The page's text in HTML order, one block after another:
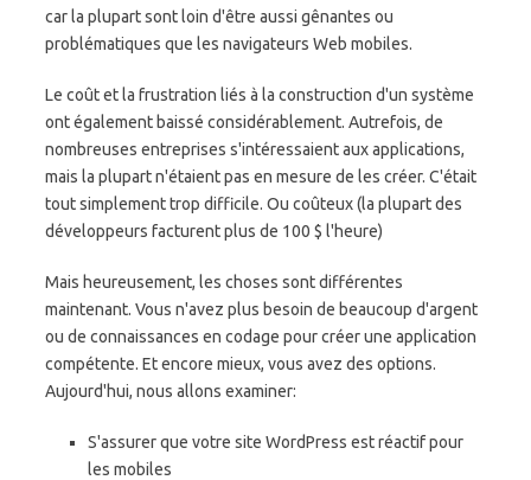
car la plupart sont loin d'être aussi gênantes ou
problématiques que les navigateurs Web mobiles.
Le coût et la frustration liés à la construction d'un système
ont également baissé considérablement. Autrefois, de
nombreuses entreprises s'intéressaient aux applications,
mais la plupart n'étaient pas en mesure de les créer. C'était
tout simplement trop difficile. Ou coûteux (la plupart des
développeurs facturent plus de 100 $ l'heure)
Mais heureusement, les choses sont différentes
maintenant. Vous n'avez plus besoin de beaucoup d'argent
ou de connaissances en codage pour créer une application
compétente. Et encore mieux, vous avez des options.
Aujourd'hui, nous allons examiner:
S'assurer que votre site WordPress est réactif pour
les mobiles